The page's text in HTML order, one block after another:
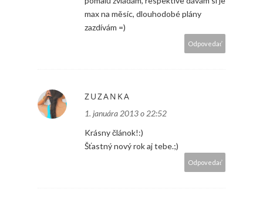
max na měsíc, dlouhodobé plány
zazdívám =)
Odpovedať
ZUZANKA
1. januára 2013 o 22:52
Krásny článok!:)
Šťastný nový rok aj tebe.;)
Odpovedať